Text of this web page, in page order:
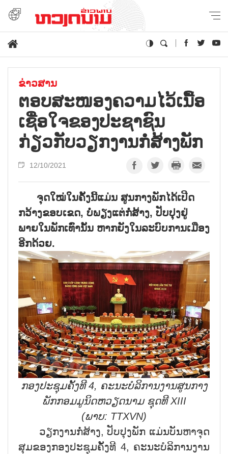
ຂ່າວສານ
ຕອບສະໜອງຄວາມໄວ້ເນື້ອ
ເຊື່ອໃຈຂອງປະຊາຊົນ
ກ່ຽວກັບວຽກງານກໍ່ສ້າງພັກ
12/10/2021
ຈຸດໃໝ່ໃນຄັ້ງນີ້ແມ່ນ ສູນກາງພັກໄດ້ເປີດ
ກວ້າງຂອບເຂດ, ບໍ່ພຽງແຕ່ກໍ່ສ້າງ, ປັບປຸງຢູ່
ພາຍໃນພັກເທົ່ານັ້ນ ຫາກຍັງໃນລະບົບການເມືອງ
ອີກດ້ວຍ.
ກອງປະຊຸມຄັ້ງທີ4, ຄະນະບໍລິການງານສູນກາງ
ພັກກອມມູນິດຫວຽດນາມ ຊຸດທີXIII
(ພາບ: TTXVN)
ວຽກງານກໍ່ສ້າງ, ປັບປຸງພັກ ແມ່ນບັນຫາຈຸດ
ສຸມຂອງກອງປະຊຸມຄັ້ງທີ 4, ຄະນະບໍລິການງານ